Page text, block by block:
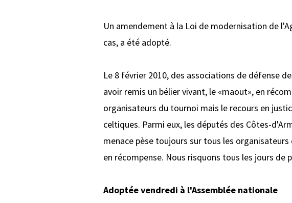
Un amendement à la Loi de modernisation de
cas, a été adopté.
Le 8 février 2010, des associations de défense
avoir remis un bélier vivant, le «maout», en
organisateurs du tournoi mais le recours en
celtiques. Parmi eux, les députés des Côtes-
menace pèse toujours sur tous les
en récompense. Nous risquons tous les jours
Adoptée vendredi à l'Assemblée nationale